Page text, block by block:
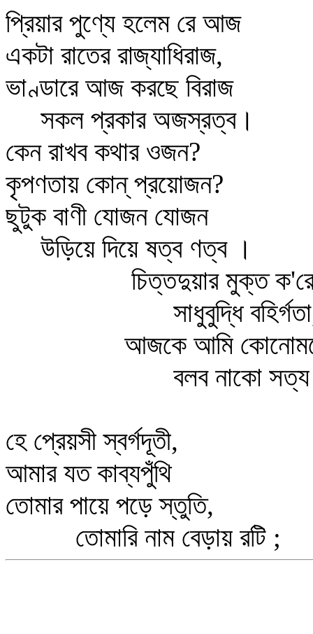
প্রিয়ার পুণ্যে হলেম রে আজ
একটা রাতের রাজ্যাধিরাজ,
ভাণ্ডারে আজ করছে বিরাজ
সকল প্রকার অজস্রত্ব।
কেন রাখব কথার ওজন?
কৃপণতায় কোন্‌ প্রয়োজন?
ছুটুক বাণী যোজন যোজন
উড়িয়ে দিয়ে ষত্ব ণত্ব ।
চিত্তদুয়ার মুক্ত
সাধুবুদ্ধি
আজকে আমি
বলব নাকো সত্য
হে প্রেয়সী স্বর্গদূতী,
আমার যত কাব্যপুঁথি
তোমার পায়ে পড়ে স্তুতি,
তোমারি নাম বেড়ায় রটি ;